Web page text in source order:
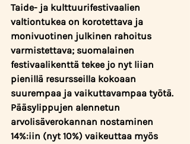
Taide- ja kulttuurifestivaalien
valtiontukea on korotettava ja
monivuotinen julkinen rahoitus
varmistettava; suomalainen
festivaalikenttä tekee jo nyt liian
pienillä resursseilla kokoaan
suurempaa ja vaikuttavampaa työtä.
Pääsylippujen alennetun
arvolisäverokannan nostaminen
14%:iin (nyt 10%) vaikeuttaa myös